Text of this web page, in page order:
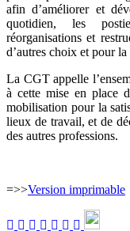
afin d’améliorer et
quotidien, les
réorganisations et
d’autres choix et pour
La CGT appelle
à cette mise en place
mobilisation pour la
lieux de travail, et de
des autres professions.
=>>Version imprimable